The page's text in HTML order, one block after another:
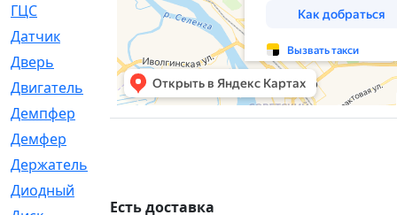
ГЦС
[74]
Датчик
[969]
Дверь
[249]
Двигатель
[64]
Демпфер
[2]
Демфер
Держатель
Диодный
Есть доставка